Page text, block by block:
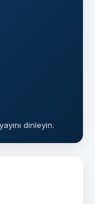
dinleyin.